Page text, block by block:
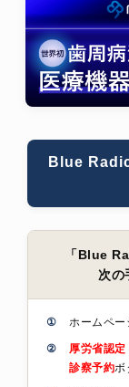
Blue
「Blue
次の
① ホームペー
② 厚労省認
診察予約ボ